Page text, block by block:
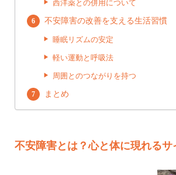
西洋薬との併用について
不安障害の改善を支える生活習慣
睡眠リズムの安定
軽い運動と呼吸法
周囲とのつながりを持つ
まとめ
不安障害とは？心と体に現れるサ